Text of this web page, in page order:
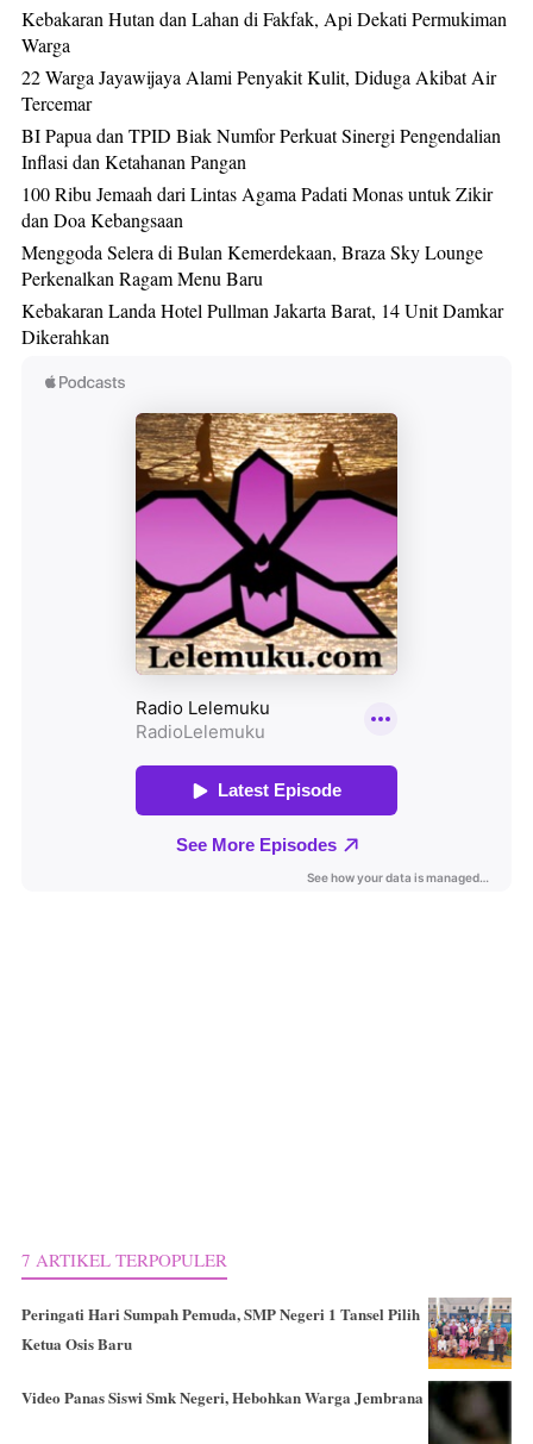
Kebakaran Hutan dan Lahan di Fakfak, Api Dekati Permukiman
Warga
22 Warga Jayawijaya Alami Penyakit Kulit, Diduga Akibat Air
Tercemar
BI Papua dan TPID Biak Numfor Perkuat Sinergi Pengendalian
Inflasi dan Ketahanan Pangan
100 Ribu Jemaah dari Lintas Agama Padati Monas untuk Zikir
dan Doa Kebangsaan
Menggoda Selera di Bulan Kemerdekaan, Braza Sky Lounge
Perkenalkan Ragam Menu Baru
Kebakaran Landa Hotel Pullman Jakarta Barat, 14 Unit Damkar
Dikerahkan
7 ARTIKEL TERPOPULER
Peringati Hari Sumpah Pemuda, SMP Negeri 1 Tansel Pilih
Ketua Osis Baru
Video Panas Siswi Smk Negeri, Hebohkan Warga Jembrana